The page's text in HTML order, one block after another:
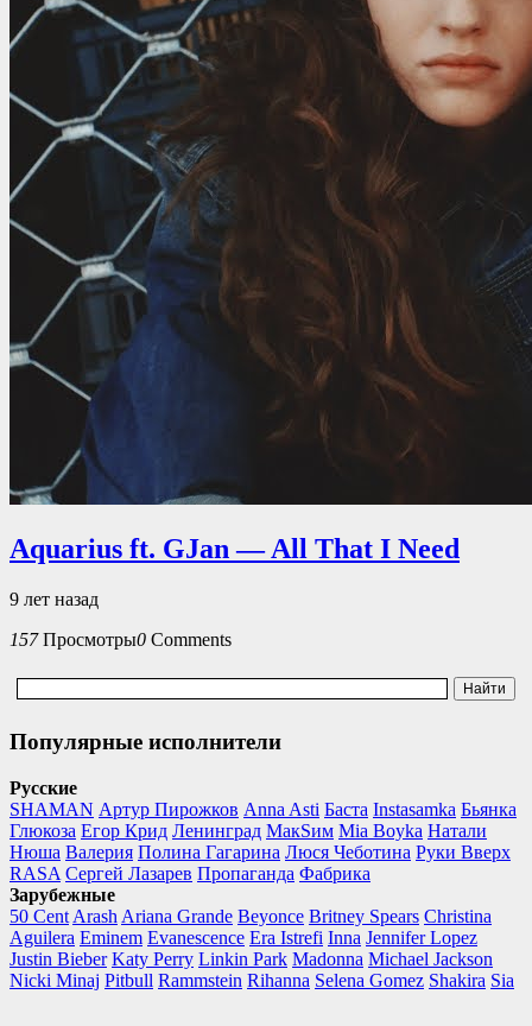
Aquarius ft. GJan — All That I Need
9 лет назад
157 Просмотры0 Comments
Популярные исполнители
Русские
SHAMAN Артур Пирожков Anna Asti Баста Instasamka Бьянка
Глюкоза Егор Крид Ленинград МакSим Mia Boyka Натали
Нюша Валерия Полина Гагарина Люся Чеботина Руки Вверх
RASA Сергей Лазарев Пропаганда Фабрика
Зарубежные
50 Cent Arash Ariana Grande Beyonce Britney Spears Christina
Aguilera Eminem Evanescence Era Istrefi Inna Jennifer Lopez
Justin Bieber Katy Perry Linkin Park Madonna Michael Jackson
Nicki Minaj Pitbull Rammstein Rihanna Selena Gomez Shakira Sia